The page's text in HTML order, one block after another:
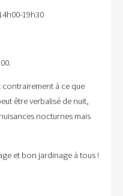
19h30
contrairement à ce que
être verbalisé de nuit,
nocturnes mais
et bon jardinage à tous !